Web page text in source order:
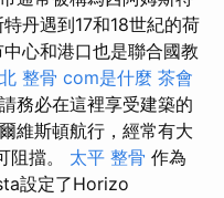
丹遇到17和18世紀的荷
中心和港口也是聯合國教
整骨 com是什麼 茶會
務必在這裡享受建築的
維斯頓航行，經常有大
阻擋。 太平 整骨 作為
設定了Horizo​​